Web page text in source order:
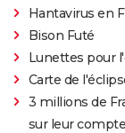
Hantavirus en
Bison Futé
Lunettes pour
Carte de
3 millions de
sur leur